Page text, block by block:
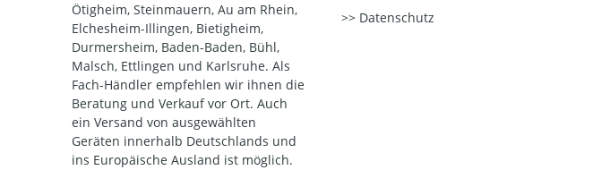
Ötigheim, Steinmauern, Au am Rhein,
Elchesheim-Illingen, Bietigheim,
Durmersheim, Baden-Baden, Bühl,
Malsch, Ettlingen und Karlsruhe. Als
Fach-Händler empfehlen wir ihnen die
Beratung und Verkauf vor Ort. Auch
ein Versand von ausgewählten
Geräten innerhalb Deutschlands und
ins Europäische Ausland ist möglich.
Datenschutz